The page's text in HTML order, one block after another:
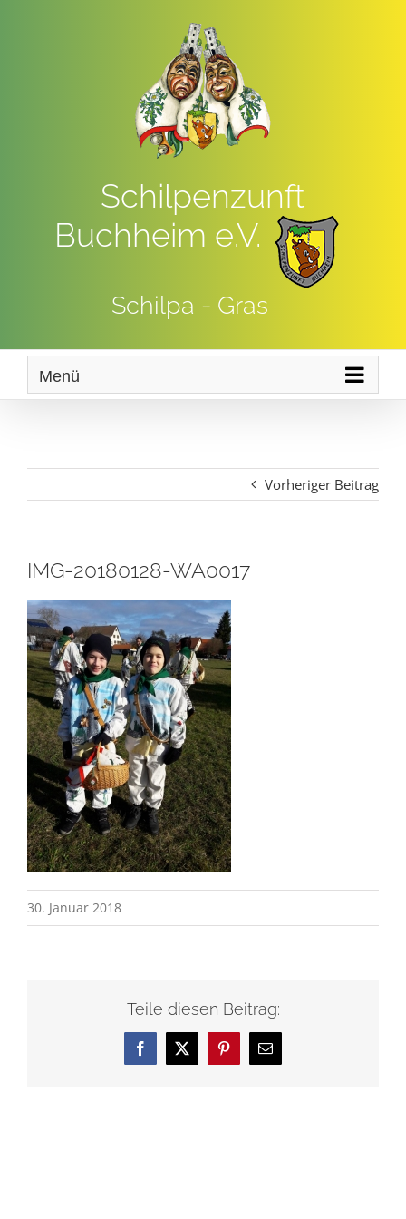
Schilpenzunft
Buchheim e.V.
Schilpa - Gras
Menü
Vorheriger Beitrag
IMG-20180128-WA0017
30. Januar 2018
Teile diesen Beitrag:
Facebook
X Pinterest
E-
Mail